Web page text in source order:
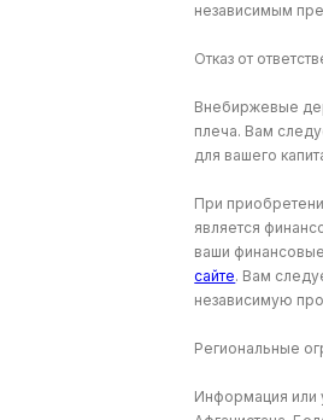
независимым
Отказ от
Внебиржевые
плеча. Вам
для вашего
При
является
ваши
сайте. Вам
независимую
Региональные
Информация или